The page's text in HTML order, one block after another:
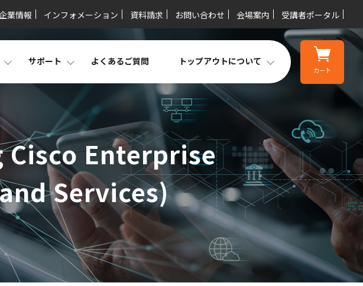
業情報 インフォメーション 資料請求 お問い合わせ 会場案内 受講者ポータル
サポート よくあるご質問 トップアウトについて
カート
Cisco Enterprise
Services)